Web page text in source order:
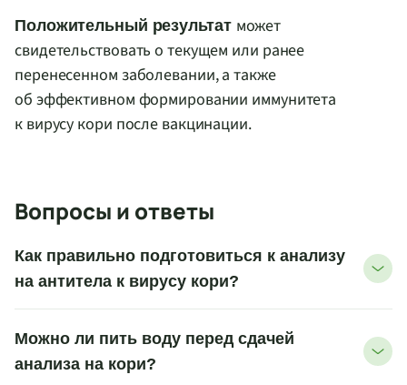
Положительный результат может
свидетельствовать о текущем или ранее
перенесенном заболевании, а также
об эффективном формировании иммунитета
к вирусу кори после вакцинации.
Вопросы и ответы
Как правильно подготовиться к анализу
на антитела к вирусу кори?
Можно ли пить воду перед сдачей
анализа на кори?